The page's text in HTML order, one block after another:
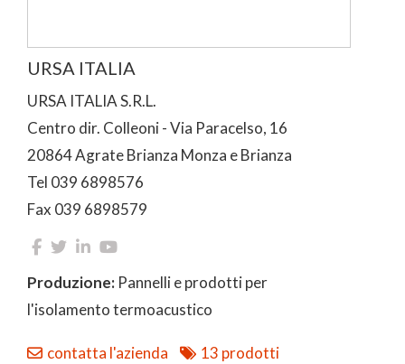
URSA ITALIA
URSA ITALIA S.R.L.
Centro dir. Colleoni - Via Paracelso, 16
20864 Agrate Brianza Monza e Brianza
Tel 039 6898576
Fax 039 6898579
Produzione: Pannelli e prodotti per
l'isolamento termoacustico
contatta l'azienda
13 prodotti